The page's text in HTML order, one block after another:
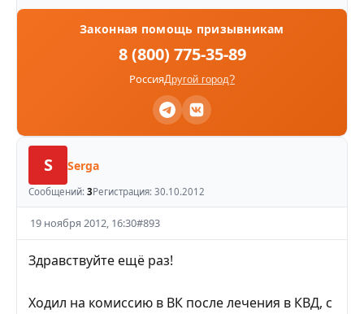
Законная помощь призывникам
8 (800) 775-35-89
РоссияДругой город?
S Serga
Сообщений: 3Регистрация: 30.10.2012
19 ноября 2012, 16:30#893
Здравствуйте ещё раз!
Ходил на комиссию в ВК после лечения в КВД, с